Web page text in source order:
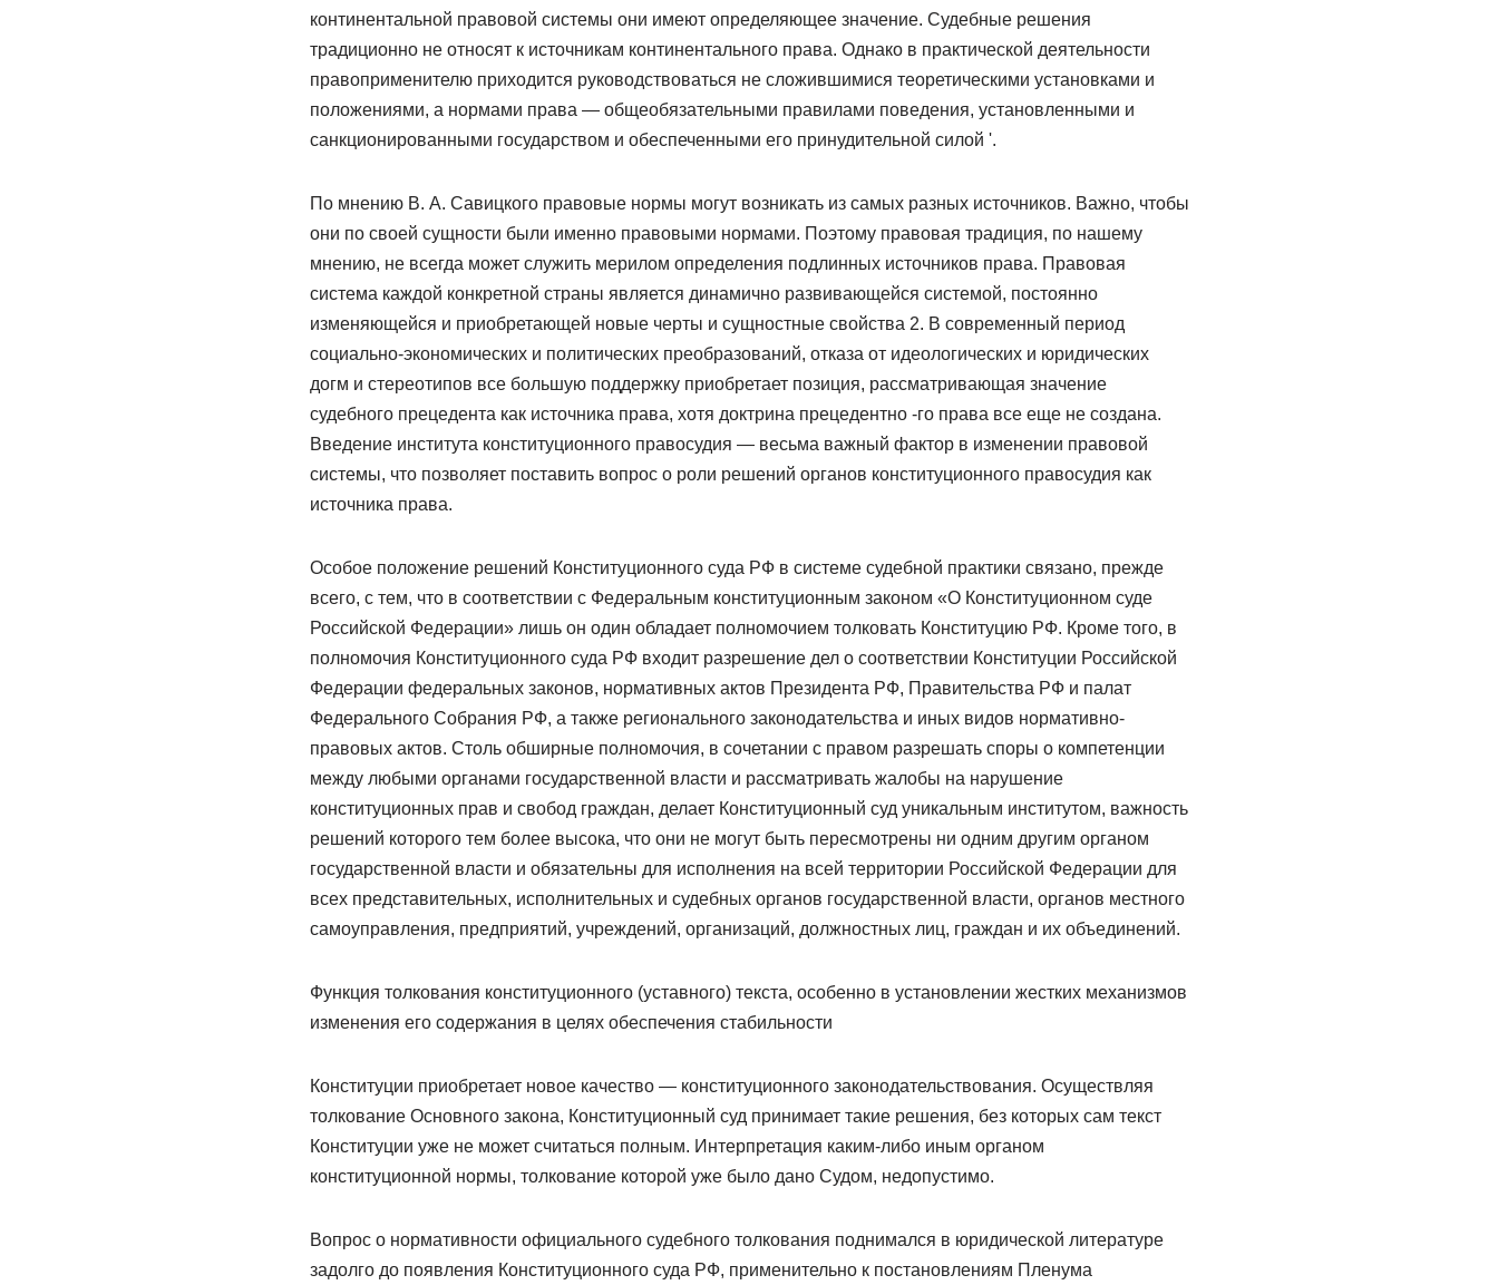
континентальной правовой системы они имеют определяющее значение. Судебные решения
традиционно не относят к источникам континентального права. Однако в практической деятельности
правоприменителю приходится руководствоваться не сложившимися теоретическими установками и
положениями, а нормами права — общеобязательными правилами поведения, установленными и
санкционированными государством и обеспеченными его принудительной силой '.
По мнению В. А. Савицкого правовые нормы могут возникать из самых разных источников. Важно, чтобы
они по своей сущности были именно правовыми нормами. Поэтому правовая традиция, по нашему
мнению, не всегда может служить мерилом определения подлинных источников права. Правовая
система каждой конкретной страны является динамично развивающейся системой, постоянно
изменяющейся и приобретающей новые черты и сущностные свойства 2. В современный период
социально-экономических и политических преобразований, отказа от идеологических и юридических
догм и стереотипов все большую поддержку приобретает позиция, рассматривающая значение
судебного прецедента как источника права, хотя доктрина прецедентно -го права все еще не создана.
Введение института конституционного правосудия — весьма важный фактор в изменении правовой
системы, что позволяет поставить вопрос о роли решений органов конституционного правосудия как
источника права.
Особое положение решений Конституционного суда РФ в системе судебной практики связано, прежде
всего, с тем, что в соответствии с Федеральным конституционным законом «О Конституционном суде
Российской Федерации» лишь он один обладает полномочием толковать Конституцию РФ. Кроме того, в
полномочия Конституционного суда РФ входит разрешение дел о соответствии Конституции Российской
Федерации федеральных законов, нормативных актов Президента РФ, Правительства РФ и палат
Федерального Собрания РФ, а также регионального законодательства и иных видов нормативно-
правовых актов. Столь обширные полномочия, в сочетании с правом разрешать споры о компетенции
между любыми органами государственной власти и рассматривать жалобы на нарушение
конституционных прав и свобод граждан, делает Конституционный суд уникальным институтом, важность
решений которого тем более высока, что они не могут быть пересмотрены ни одним другим органом
государственной власти и обязательны для исполнения на всей территории Российской Федерации для
всех представительных, исполнительных и судебных органов государственной власти, органов местного
самоуправления, предприятий, учреждений, организаций, должностных лиц, граждан и их объединений.
Функция толкования конституционного (уставного) текста, особенно в установлении жестких механизмов
изменения его содержания в целях обеспечения стабильности
Конституции приобретает новое качество — конституционного законодательствования. Осуществляя
толкование Основного закона, Конституционный суд принимает такие решения, без которых сам текст
Конституции уже не может считаться полным. Интерпретация каким-либо иным органом
конституционной нормы, толкование которой уже было дано Судом, недопустимо.
Вопрос о нормативности официального судебного толкования поднимался в юридической литературе
задолго до появления Конституционного суда РФ, применительно к постановлениям Пленума